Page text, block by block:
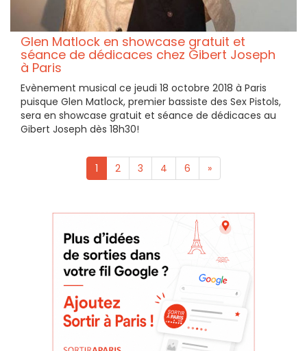
Glen Matlock en showcase gratuit et
séance de dédicaces chez Gibert Joseph
à Paris
Evènement musical ce jeudi 18 octobre 2018 à Paris
puisque Glen Matlock, premier bassiste des Sex Pistols,
sera en showcase gratuit et séance de dédicaces au
Gibert Joseph dès 18h30!
1 2 3 4 6 »